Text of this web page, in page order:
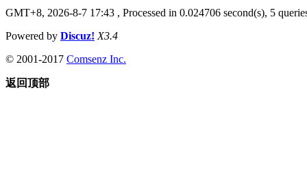
GMT+8, 2026-8-7 17:43 , Processed in 0.024706 second(s), 5
Powered by Discuz! X3.4
© 2001-2017 Comsenz Inc.
返回顶部